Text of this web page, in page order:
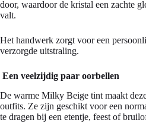
door, waardoor de kristal een zachte
valt.
Het handwerk zorgt voor een
verzorgde uitstraling.
Een veelzijdig paar oorbellen
De warme Milky Beige tint maakt
outfits. Ze zijn geschikt voor een
te dragen bij een etentje, feest of